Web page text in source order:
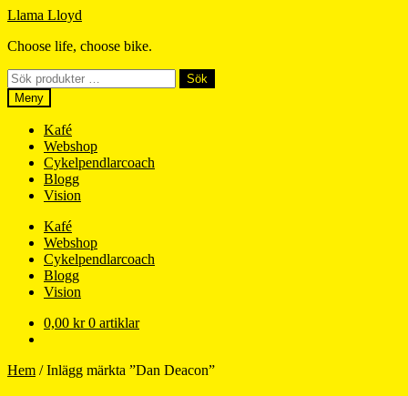
Hoppa
navigering
Hoppa
innehåll
Llama Lloyd
Choose life, choose bike.
Sök
efter:
Sök
Meny
Kafé
Webshop
Cykelpendlarcoach
Blogg
Vision
Kafé
Webshop
Cykelpendlarcoach
Blogg
Vision
0,00 kr 0 artiklar
Hem /Inlägg märkta ”Dan Deacon”